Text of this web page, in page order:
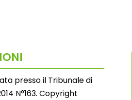
presso il Tribunale di
N°163. Copyright